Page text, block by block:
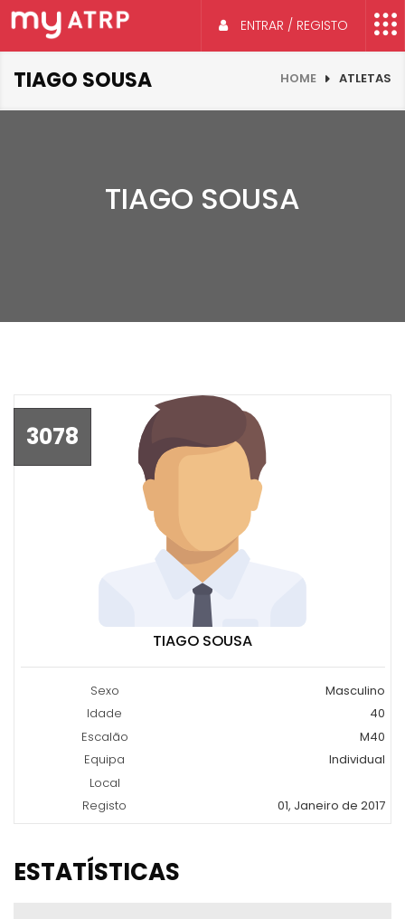
ENTRAR / REGISTO
TIAGO SOUSA HOME ATLETAS
TIAGO SOUSA
3078
TIAGO SOUSA
Sexo
Masculino
Idade
40
Escalão
M40
Equipa
Individual
Local
Registo
01, Janeiro de 2017
ESTATÍSTICAS